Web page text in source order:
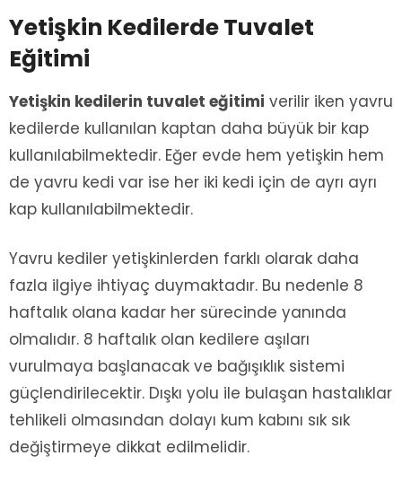
Yetişkin Kedilerde Tuvalet
Eğitimi
Yetişkin kedilerin tuvalet eğitimi verilir iken yavru
kedilerde kullanılan kaptan daha büyük bir kap
kullanılabilmektedir. Eğer evde hem yetişkin hem
de yavru kedi var ise her iki kedi için de ayrı ayrı
kap kullanılabilmektedir.
Yavru kediler yetişkinlerden farklı olarak daha
fazla ilgiye ihtiyaç duymaktadır. Bu nedenle 8
haftalık olana kadar her sürecinde yanında
olmalıdır. 8 haftalık olan kedilere aşıları
vurulmaya başlanacak ve bağışıklık sistemi
güçlendirilecektir. Dışkı yolu ile bulaşan hastalıklar
tehlikeli olmasından dolayı kum kabını sık sık
değiştirmeye dikkat edilmelidir.